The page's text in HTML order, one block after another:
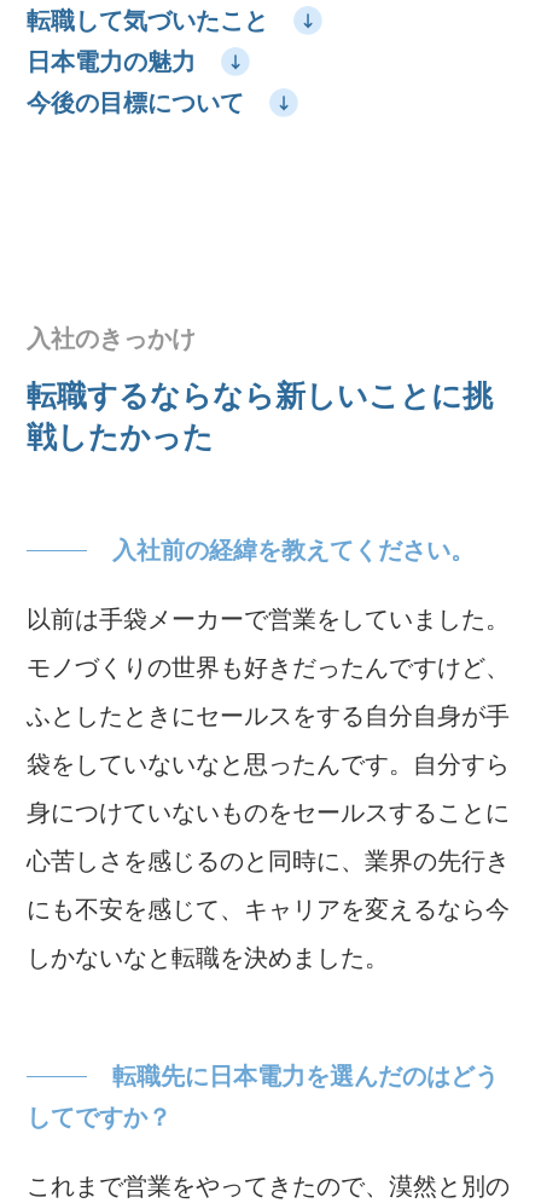
転職して気づいたこと
日本電力の魅力
今後の目標について
入社のきっかけ
転職するならなら新しいことに挑
戦したかった
入社前の経緯を教えてください。
以前は手袋メーカーで営業をしていました。
モノづくりの世界も好きだったんですけど、
ふとしたときにセールスをする自分自身が手
袋をしていないなと思ったんです。自分すら
身につけていないものをセールスすることに
心苦しさを感じるのと同時に、業界の先行き
にも不安を感じて、キャリアを変えるなら今
しかないなと転職を決めました。
転職先に日本電力を選んだのはどう
してですか？
これまで営業をやってきたので、漠然と別の